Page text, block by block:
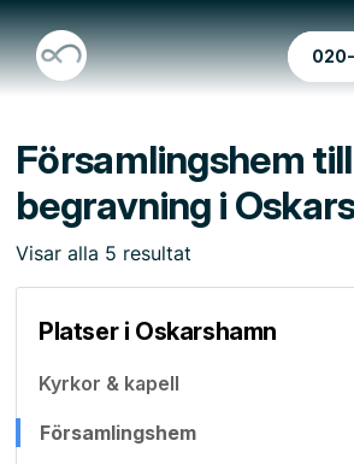
Församlingshem
begravning i
Visar alla 5 resultat
Platser i Oskarshamn
Kyrkor & kapell
Församlingshem